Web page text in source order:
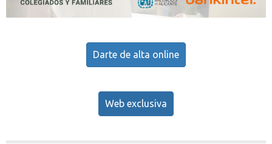
Darte de alta online
Web exclusiva